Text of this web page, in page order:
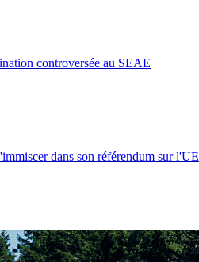
controversée au SEAE
dans son référendum sur l'UE